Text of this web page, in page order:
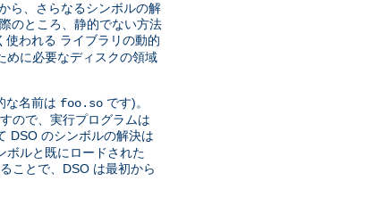
ら、さらなるシンボルの解
のところ、静的でない方法
使われる ライブラリの動的
めに必要なディスクの領域
な名前は foo.so です)。
ので、実行プログラムは
DSO のシンボルの解決は
ボルと既にロードされた
ことで、DSO は最初から